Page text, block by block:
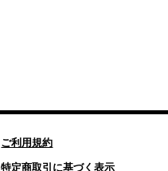
ご利用規約
特定商取引に基づく表示